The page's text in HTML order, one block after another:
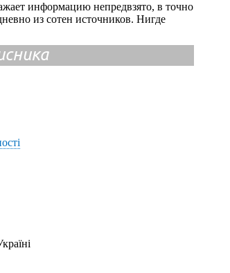
информацию непредвзято, в точно
из сотен источников. Нигде